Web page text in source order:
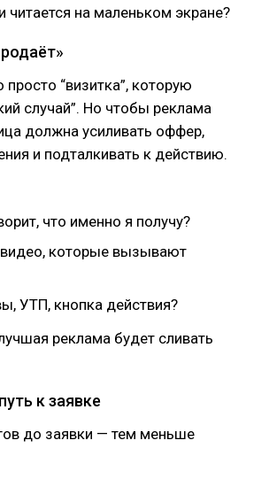
читается на маленьком экране?
просто “визитка”, которую
случай”. Но чтобы реклама
должна усиливать оффер,
и подталкивать к действию.
что именно я получу?
которые вызывают
УТП, кнопка действия?
реклама будет сливать
к заявке
до заявки — тем меньше